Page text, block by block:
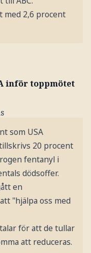
med 2,6 procent
inför toppmötet
som USA
20 procent
fentanyl i
dödsoffer.
en
"hjälpa oss med
för att de tullar
att reduceras.